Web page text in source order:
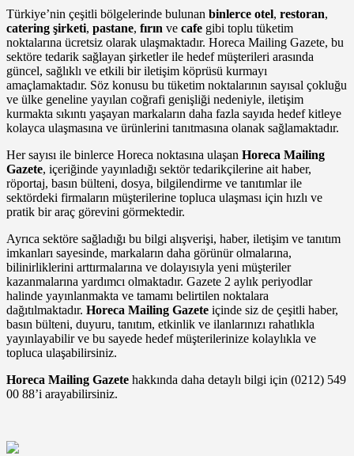
Türkiye’nin çeşitli bölgelerinde bulunan binlerce otel, restoran,
catering şirketi, pastane, fırın ve cafe gibi toplu tüketim
noktalarına ücretsiz olarak ulaşmaktadır. Horeca Mailing Gazete, bu
sektöre tedarik sağlayan şirketler ile hedef müşterileri arasında
güncel, sağlıklı ve etkili bir iletişim köprüsü kurmayı
amaçlamaktadır. Söz konusu bu tüketim noktalarının sayısal çokluğu
ve ülke geneline yayılan coğrafi genişliği nedeniyle, iletişim
kurmakta sıkıntı yaşayan markaların daha fazla sayıda hedef kitleye
kolayca ulaşmasına ve ürünlerini tanıtmasına olanak sağlamaktadır.
Her sayısı ile binlerce Horeca noktasına ulaşan Horeca Mailing
Gazete, içeriğinde yayınladığı sektör tedarikçilerine ait haber,
röportaj, basın bülteni, dosya, bilgilendirme ve tanıtımlar ile
sektördeki firmaların müşterilerine topluca ulaşması için hızlı ve
pratik bir araç görevini görmektedir.
Ayrıca sektöre sağladığı bu bilgi alışverişi, haber, iletişim ve tanıtım
imkanları sayesinde, markaların daha görünür olmalarına,
bilinirliklerini arttırmalarına ve dolayısıyla yeni müşteriler
kazanmalarına yardımcı olmaktadır. Gazete 2 aylık periyodlar
halinde yayınlanmakta ve tamamı belirtilen noktalara
dağıtılmaktadır. Horeca Mailing Gazete içinde siz de çeşitli haber,
basın bülteni, duyuru, tanıtım, etkinlik ve ilanlarınızı rahatlıkla
yayınlayabilir ve bu sayede hedef müşterilerinize kolaylıkla ve
topluca ulaşabilirsiniz.
Horeca Mailing Gazete hakkında daha detaylı bilgi için (0212) 549
00 88’i arayabilirsiniz.